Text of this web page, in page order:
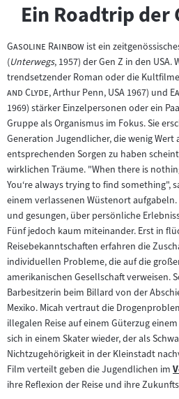
Ein Roadtrip der
"
Gasoline Rainbow"ist ein
(Unterwegs, 1957) der Gen Z in den USA.
trendsetzender Roman oder die Kultfilme
and Clyde", Arthur Penn, USA 1967) und "
1969) stärker Einzelpersonen oder ein
Gruppe als Organismus im Fokus. Sie
Generation Jugendlicher, die wenig
entsprechenden Sorgen zu haben
wirklichen Träume. "When there is
You‘re always trying to find something",
einem verlassenen Wüstenort
und gesungen, über persönliche
Fünf jedoch kaum miteinander. Erst in
Reisebekanntschaften erfahren die
individuellen Probleme, die auf die
amerikanischen Gesellschaft verweisen.
Barbesitzerin beim Billard von der
Mexiko. Micah vertraut die
illegalen Reise auf einem Güterzug
sich in einem Skater wieder, der als
Nichtzugehörigkeit in der Kleinstadt
Film verteilt geben die Jugendlichen im
ihre Reflexion der Reise und ihre